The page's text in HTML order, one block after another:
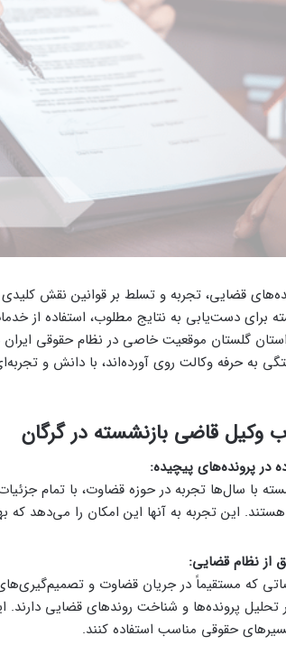
قضایی، تجربه و تسلط بر قوانین نقش
برای دست‌یابی به نتایج مطلوب، استفاده از
استان گلستان موقعیت خاصی در نظام حقوقی
به حرفه وکالت روی آورده‌اند، با دانش و
وکیل قاضی بازنشسته در گرگان
در پرونده‌های پیچیده:
با سال‌ها تجربه در حوزه قضاوت، با تمام
این تجربه به آنها این امکان را می‌دهد
از نظام قضایی:
که مستقیماً در جریان قضاوت و تصمیم‌گیری‌های
تحلیل پرونده‌ها و شناخت روندهای قضایی دارند.
حقوقی مناسب استفاده کنند.